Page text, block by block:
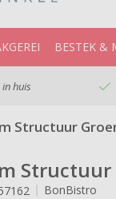
BESTEK &
huis
Structuur
BonBistro